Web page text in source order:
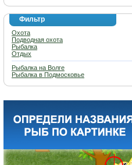
Фильтр
Охота
Подводная охота
Рыбалка
Отдых
Рыбалка на Волге
Рыбалка в Подмосковье